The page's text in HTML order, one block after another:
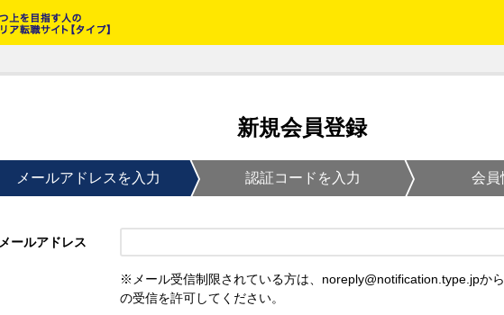
新規会員登録
メールアドレスを入力 認証コードを入力 会員
メールアドレス
※メール受信制限されている方は、noreply@notification.type.jpから
の受信を許可してください。